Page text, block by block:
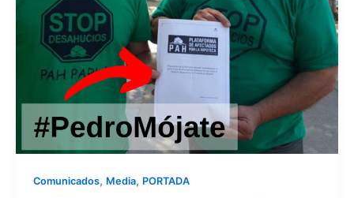
Comunicados, Media, PORTADA